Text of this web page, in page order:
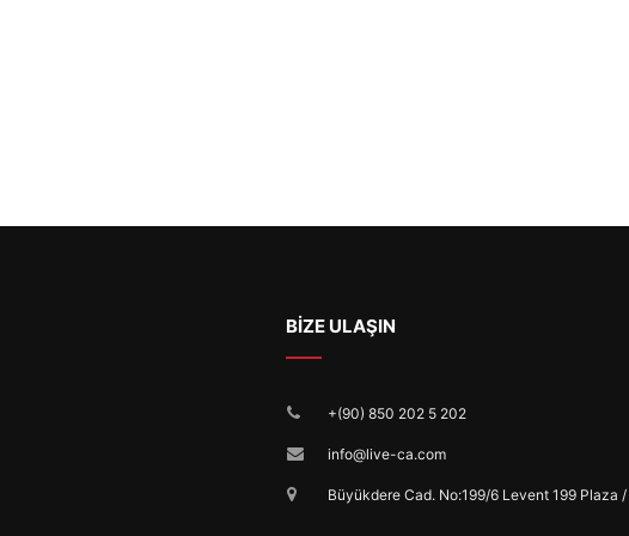
BİZE ULAŞIN
+(90) 850 202 5 202
info@live-ca.com
Büyükdere Cad. No:199/6 Levent 199 Plaza